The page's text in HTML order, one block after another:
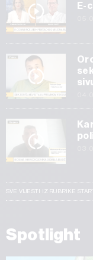
E-
SVE VIJESTI IZ RUBRIKE
Spotlight